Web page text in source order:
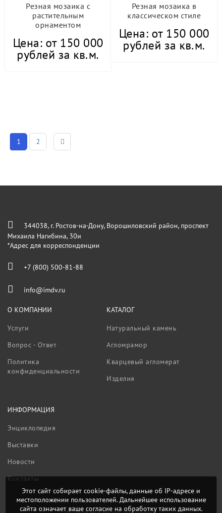
Резная мозаика с
растительным
орнаментом
Цена: от 150 000
рублей за кв.м.
Резная мозаика в
классическом стиле
Цена: от 150 000
рублей за кв.м.
1 2
344038, г. Ростов-на-Дону, Ворошиловский район, проспект
Михаила Нагибина, 30и
*Адрес для корреспонденции
+7 (800) 500-81-88
info@imdv.ru
О КОМПАНИИ
Услуги
Вопрос - Ответ
Политика
конфиденциальности
КАТАЛОГ
Натуральный камень
Агломрамор
Кварцевый агломерат
Изделия
ИНФОРМАЦИЯ
Энциклопедия
Выставки
Новости
Контакты
Этот сайт собирает cookie-файлы, данные об IP-адресе и
местоположении пользователей. Дальнейшее использование
сайта означает ваше согласие на обработку таких данных.